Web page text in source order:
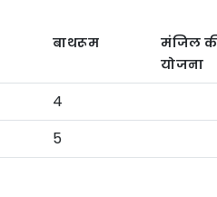
बाथरूम
मंजिल
योजना
4
5